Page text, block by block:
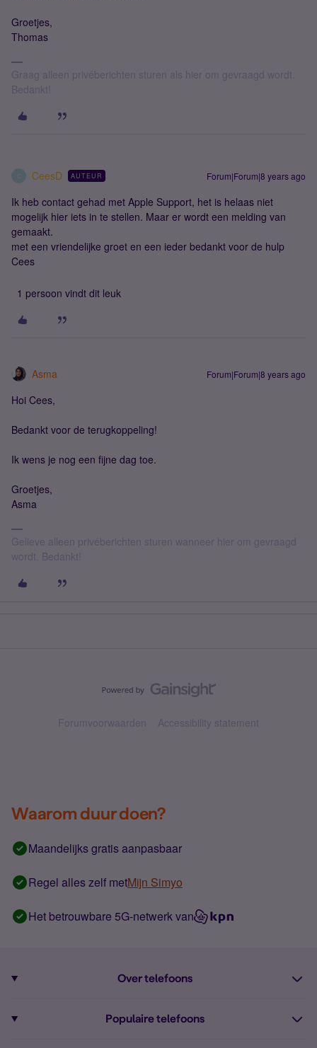
Groetjes,
Thomas
Graag alleen privéberichten sturen als hier om gevraagd wordt.
Bedankt!
CeesD AUTEUR Forum|Forum|8 years ago
Ik heb contact gehad met Apple Support, het is helaas niet
mogelijk hier iets in te stellen. Maar er wordt een melding van
gemaakt.
met een vriendelijke groet en een ieder bedankt voor de hulp
Cees
1 persoon vindt dit leuk
Asma Forum|Forum|8 years ago
Hoi Cees,
Bedankt voor de terugkoppeling!
Ik wens je nog een fijne dag toe.
Groetjes,
Asma
Gelieve alleen privéberichten sturen wanneer hier om gevraagd
wordt. Bedankt!
Forumvoorwaarden Accessibility statement
Waarom duur doen?
Maandelijks gratis aanpasbaar
Regel alles zelf metMijn Simyo
Het betrouwbare 5G-netwerk van
Over telefoons
Populaire telefoons